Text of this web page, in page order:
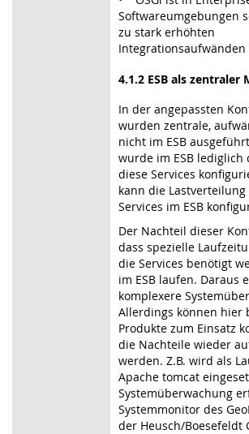
Softwareumgebungen
zu stark erhöhten
4.1.2 ESB als zentraler
In der angepassten
wurden zentrale,
nicht im ESB
wurde im ESB
diese Services
kann die
Services im ESB
Der Nachteil dieser
dass spezielle
die Services benötigt
im ESB laufen. Daraus
komplexere
Allerdings können hier
Produkte zum Einsatz
die Nachteile wieder
werden. Z.B. wird als
Apache tomcat
Systemüberwachung
Systemmonitor des
der Heusch/Boesefeldt